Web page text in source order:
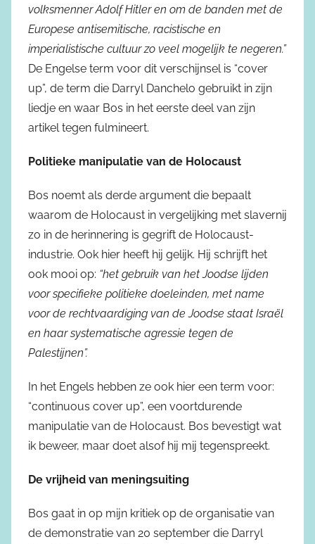
volksmenner Adolf Hitler en om de banden met de
Europese antisemitische, racistische en
imperialistische cultuur zo veel mogelijk te negeren.”
De Engelse term voor dit verschijnsel is “cover
up”, de term die Darryl Danchelo gebruikt in zijn
liedje en waar Bos in het eerste deel van zijn
artikel tegen fulmineert.
Politieke manipulatie van de Holocaust
Bos noemt als derde argument die bepaalt
waarom de Holocaust in vergelijking met slavernij
zo in de herinnering is gegrift de Holocaust-
industrie. Ook hier heeft hij gelijk. Hij schrijft het
ook mooi op: “het gebruik van het Joodse lijden
voor specifieke politieke doeleinden, met name
voor de rechtvaardiging van de Joodse staat Israël
en haar systematische agressie tegen de
Palestijnen”.
In het Engels hebben ze ook hier een term voor:
“continuous cover up”, een voortdurende
manipulatie van de Holocaust. Bos bevestigt wat
ik beweer, maar doet alsof hij mij tegenspreekt.
De vrijheid van meningsuiting
Bos gaat in op mijn kritiek op de organisatie van
de demonstratie van 20 september die Darryl